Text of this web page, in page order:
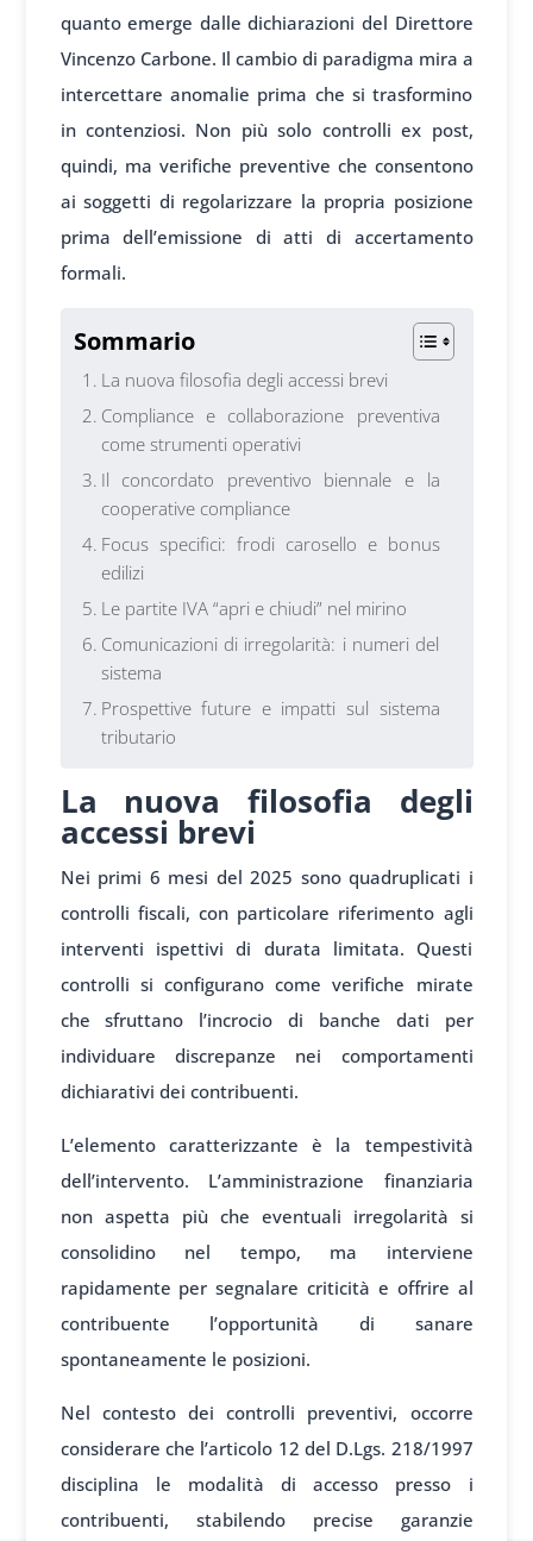
quanto emerge dalle dichiarazioni del Direttore
Vincenzo Carbone. Il cambio di paradigma mira a
intercettare anomalie prima che si trasformino
in contenziosi. Non più solo controlli ex post,
quindi, ma verifiche preventive che consentono
ai soggetti di regolarizzare la propria posizione
prima dell’emissione di atti di accertamento
formali.
Sommario
La nuova filosofia degli accessi brevi
Compliance e collaborazione preventiva
come strumenti operativi
Il concordato preventivo biennale e la
cooperative compliance
Focus specifici: frodi carosello e bonus
edilizi
Le partite IVA “apri e chiudi” nel mirino
Comunicazioni di irregolarità: i numeri del
sistema
Prospettive future e impatti sul sistema
tributario
La nuova filosofia degli
accessi brevi
Nei primi 6 mesi del 2025 sono quadruplicati i
controlli fiscali, con particolare riferimento agli
interventi ispettivi di durata limitata. Questi
controlli si configurano come verifiche mirate
che sfruttano l’incrocio di banche dati per
individuare discrepanze nei comportamenti
dichiarativi dei contribuenti.
L’elemento caratterizzante è la tempestività
dell’intervento. L’amministrazione finanziaria
non aspetta più che eventuali irregolarità si
consolidino nel tempo, ma interviene
rapidamente per segnalare criticità e offrire al
contribuente l’opportunità di sanare
spontaneamente le posizioni.
Nel contesto dei controlli preventivi, occorre
considerare che l’articolo 12 del D.Lgs. 218/1997
disciplina le modalità di accesso presso i
contribuenti, stabilendo precise garanzie